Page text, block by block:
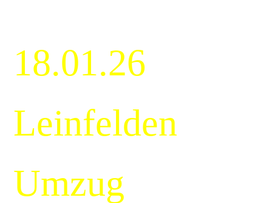
18.01.26
Leinfelden
Umzug